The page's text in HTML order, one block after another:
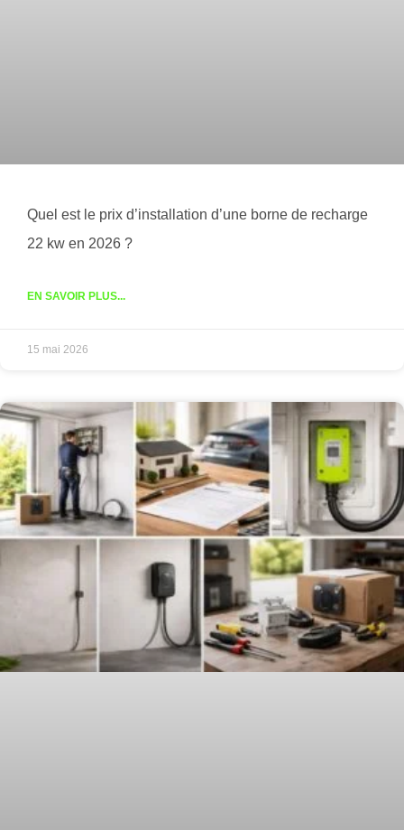
Quel est le prix d’installation d’une borne de recharge
22 kw en 2026 ?
EN SAVOIR PLUS...
15 mai 2026